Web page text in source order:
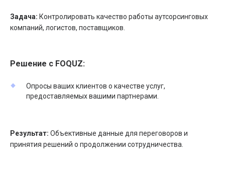
Задача: Контролировать качество работы аутсорсинговых
компаний, логистов, поставщиков.
Решение с FOQUZ:
Опросы ваших клиентов о качестве услуг,
предоставляемых вашими партнерами.
Результат: Объективные данные для переговоров и
принятия решений о продолжении сотрудничества.